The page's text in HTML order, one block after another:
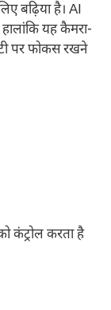
बढ़िया है। AI
हालांकि यह कैमरा-
पर फोकस रखने
कंट्रोल करता है